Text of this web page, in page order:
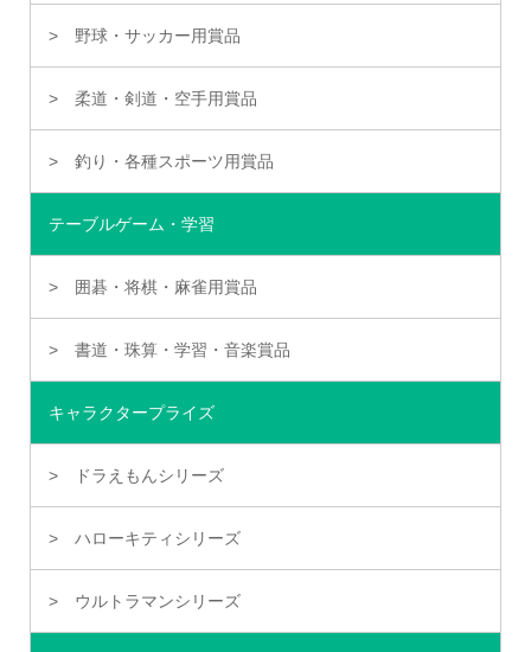
野球・サッカー用賞品
柔道・剣道・空手用賞品
釣り・各種スポーツ用賞品
テーブルゲーム・学習
囲碁・将棋・麻雀用賞品
書道・珠算・学習・音楽賞品
キャラクタープライズ
ドラえもんシリーズ
ハローキティシリーズ
ウルトラマンシリーズ